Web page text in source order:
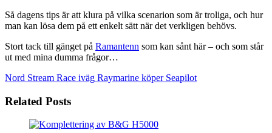
Så dagens tips är att klura på vilka scenarion som är troliga, och hur
man kan lösa dem på ett enkelt sätt när det verkligen behövs.
Stort tack till gänget på Ramantenn som kan sånt här – och som står
ut med mina dumma frågor…
Nord Stream Race iväg Raymarine köper Seapilot
Related Posts